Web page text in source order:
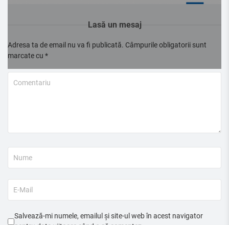
Lasă un mesaj
Adresa ta de email nu va fi publicată. Câmpurile obligatorii sunt
marcate cu *
Salvează-mi numele, emailul și site-ul web în acest navigator